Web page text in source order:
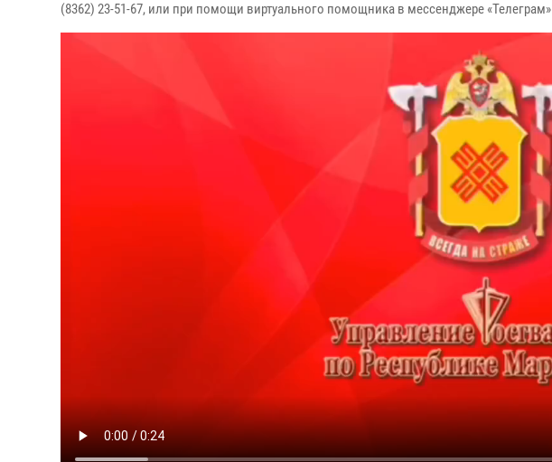
(8362) 23-51-67, или при помощи виртуального помощника в мессенджере «Телеграм»